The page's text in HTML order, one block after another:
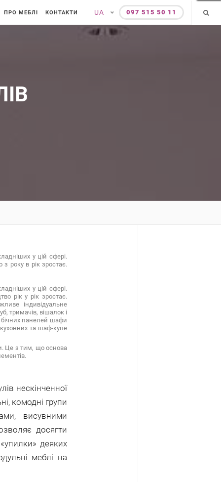
ПРО МЕБЛІ КОНТАКТИ UA 097 515 50 11
у цій сфері.
року в рік зростає.
у цій сфері.
рік у рік зростає.
індивідуальне
тримачів, вішалок і
бічних панелей шафи
та шаф-купе
Це з тим, що основа
нескінченної
комодні групи
висувними
досягти
деяких
меблі на